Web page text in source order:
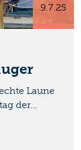
9.7.25
Laune
der…